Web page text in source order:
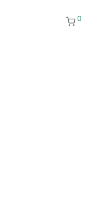
0